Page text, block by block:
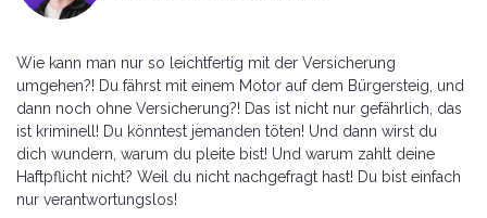
Wie kann man nur so leichtfertig mit der Versicherung
umgehen?! Du fährst mit einem Motor auf dem Bürgersteig, und
dann noch ohne Versicherung?! Das ist nicht nur gefährlich, das
ist kriminell! Du könntest jemanden töten! Und dann wirst du
dich wundern, warum du pleite bist! Und warum zahlt deine
Haftpflicht nicht? Weil du nicht nachgefragt hast! Du bist einfach
nur verantwortungslos!